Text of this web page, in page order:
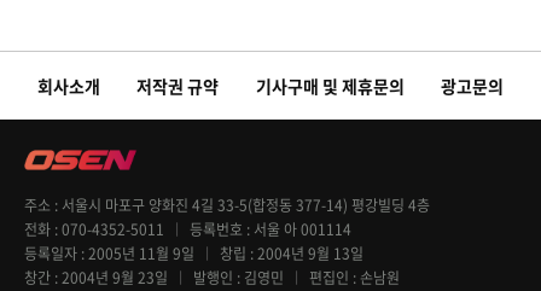
회사소개 저작권 규약 기사구매 및 제휴문의 광고문의
주소
서울시 마포구 양화진 4길 33-5(합정동 377-14) 평강빌딩 4층
전화 070-4352-5011 등록번호
서울 아 001114
등록일자 2005년 11월 9일 창립 2004년 9월 13일
창간 2004년 9월 23일 발행인 김영민 편집인 손남원